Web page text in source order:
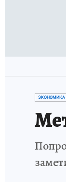
ЭКОНОМИКА